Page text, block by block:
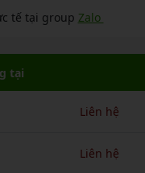
tế tại group Zalo
tại
Liên hệ
Liên hệ